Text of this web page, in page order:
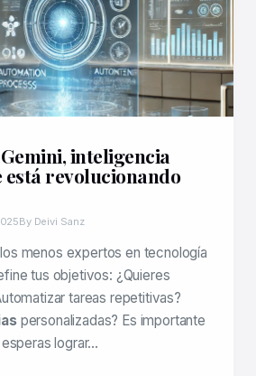
inteligencia
revolucionando
By Deivi Sanz
menos expertos en tecnología
tus objetivos: ¿Quieres
tareas repetitivas?
personalizadas? Es importante
lograr…